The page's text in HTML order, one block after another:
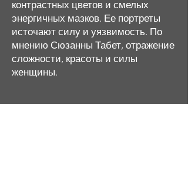
контрастных цветов и смелых
энергичных мазков. Ее портреты
источают силу и уязвимость. По
мнению Сюзанны Табет, отражение
сложности, красоты и силы
женщины.